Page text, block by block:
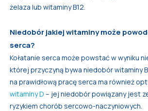
żelaza lub witaminy B12.
Niedobór jakiej witaminy może
serca?
Kołatanie serca może powstać w wyniku
której przyczyną bywa niedobór witaminy
na prawidłową pracę serca ma również
witaminy D – jej niedobór powiązany jest
ryzykiem chorób sercowo-naczyniowych.